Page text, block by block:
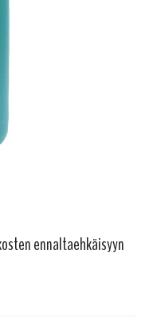
ennaltaehkäisyyn